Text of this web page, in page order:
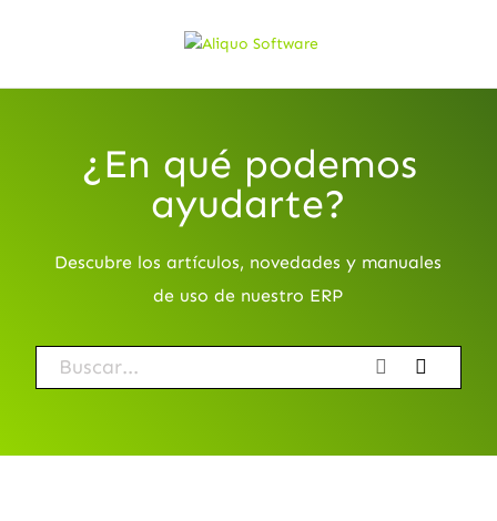
¿En qué podemos
ayudarte?
Descubre los artículos, novedades y manuales
de uso de nuestro ERP